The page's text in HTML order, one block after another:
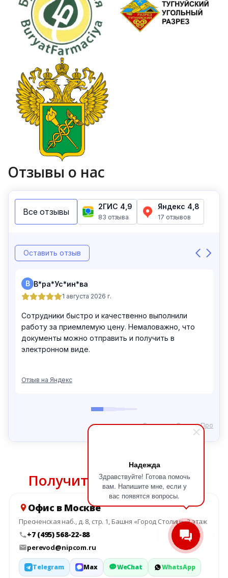
Надежда
Здравствуйте! Готова помочь
вам. Напишите мне, если у
вас появятся вопросы.
Отзывы о нас
Получить консультацию
Офис в Москве
Пресненская наб., д. 8, стр. 1, Башня «Город Столиц», 2 этаж
+7 (495) 568-22-88
perevod@nipcom.ru
Telegram Max WeChat WhatsApp